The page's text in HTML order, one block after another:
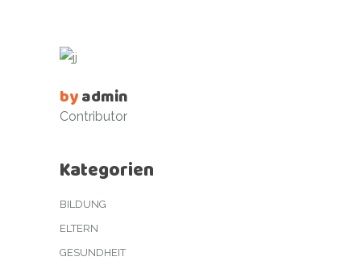
byadmin
Contributor
Kategorien
BILDUNG
ELTERN
GESUNDHEIT